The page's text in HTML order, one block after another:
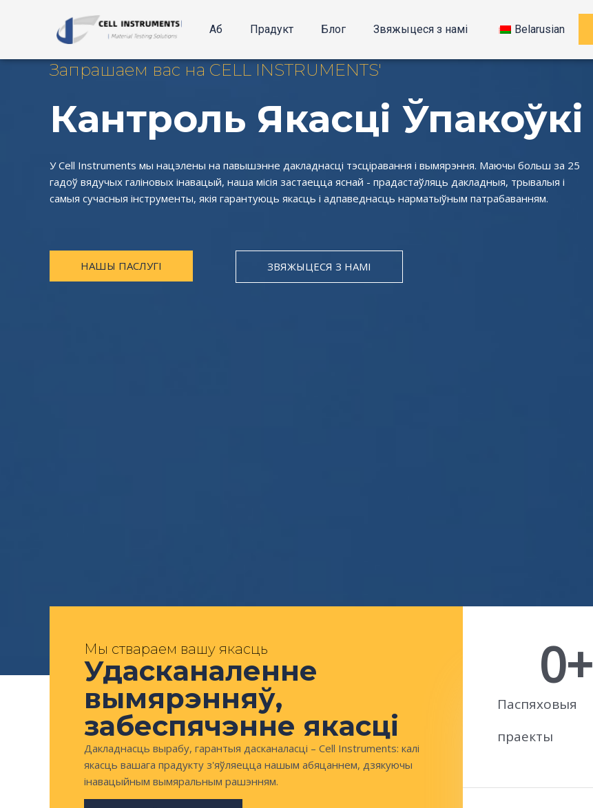
Аб Прадукт Блог Звяжыцеся з намі Belarusian
Запрашаем вас на CELL INSTRUMENTS'
Кантроль Якасці Ўпакоўкі
У Cell Instruments мы нацэлены на павышэнне дакладнасці тэсціравання і вымярэння. Маючы больш за 25
гадоў вядучых галіновых інавацый, наша місія застаецца яснай - прадастаўляць дакладныя, трывалыя і
самыя сучасныя інструменты, якія гарантуюць якасць і адпаведнасць нарматыўным патрабаванням.
НАШЫ ПАСЛУГІ ЗВЯЖЫЦЕСЯ З НАМІ
Мы ствараем вашу якасць
Удасканаленне
вымярэнняў,
забеспячэнне якасці
Дакладнасць вырабу, гарантыя дасканаласці – Cell Instruments: калі
якасць вашага прадукту з'яўляецца нашым абяцаннем, дзякуючы
інавацыйным вымяральным рашэнням.
Паспяховыя
праекты
0+